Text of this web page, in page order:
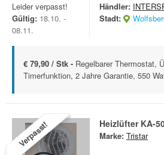
Leider verpasst!
Gültig: 18.10. -
08.11.
Händler:
Stadt:
€ 79,90 / Stk - Regelbarer Thermostat,
Timerfunktion, 2 Jahre Garantie, 550
Verpasst! Heizlüfter KA-
Marke: Tristar